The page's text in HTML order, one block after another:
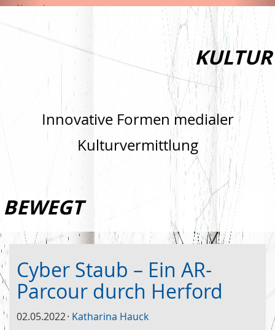
KULTUR
Innovative Formen medialer
Kulturvermittlung
BEWEGT
Cyber Staub – Ein AR-
Parcour durch Herford
02.05.2022 Katharina Hauck